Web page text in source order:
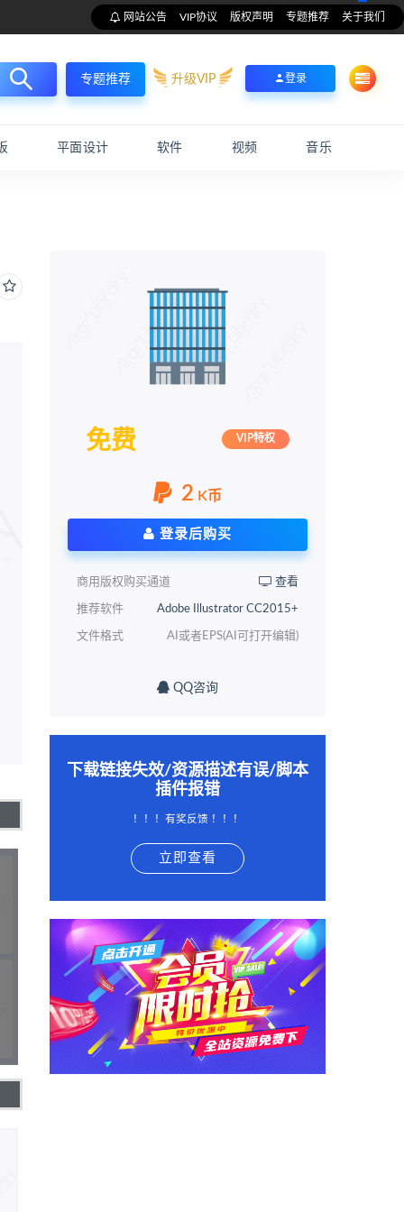
网站公告 VIP协议 版权声明 专题推荐 关于我们
专题推荐 升级VIP 登录
平面设计 软件 视频 音乐
免费 VIP特权
2 K币
登录后购买
商用版权购买通道 查看
推荐软件 Adobe Illustrator CC2015+
文件格式 AI或者EPS(AI可打开编辑)
QQ咨询
下载链接失效/资源描述有误/脚本
插件报错
！！！有奖反馈 ！！！
立即查看